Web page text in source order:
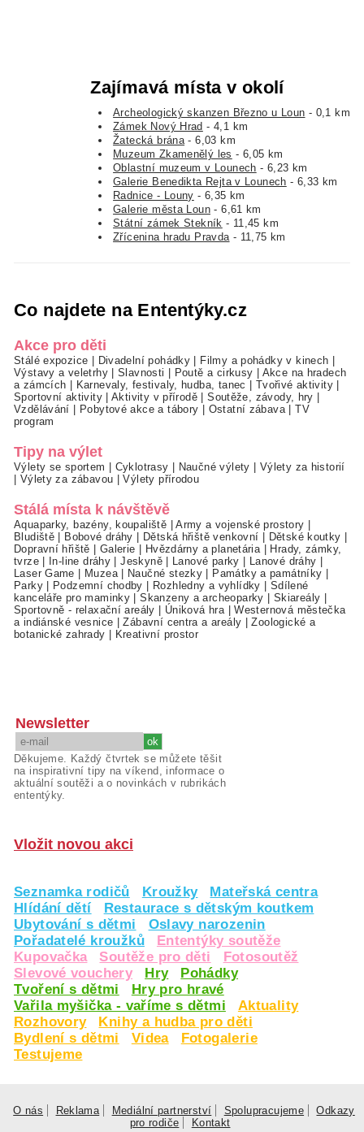
Zajímavá místa v okolí
Archeologický skanzen Březno u Loun - 0,1 km
Zámek Nový Hrad - 4,1 km
Žatecká brána - 6,03 km
Muzeum Zkamenělý les - 6,05 km
Oblastní muzeum v Lounech - 6,23 km
Galerie Benedikta Rejta v Lounech - 6,33 km
Radnice - Louny - 6,35 km
Galerie města Loun - 6,61 km
Státní zámek Stekník - 11,45 km
Zřícenina hradu Pravda - 11,75 km
Co najdete na Ententýky.cz
Akce pro děti
Stálé expozice Divadelní pohádky Filmy a pohádky v kinech
Výstavy a veletrhy|Slavnosti Poutě a cirkusy
Akce na hradech
a zámcích
Karnevaly, festivaly, hudba, tanec Tvořivé aktivity
Sportovní aktivity|Aktivity v přírodě |Soutěže, závody, hry
Vzdělávání
Pobytové akce a tábory Ostatní zábava |TV
program
Tipy na výlet
Výlety se sportem Cyklotrasy Naučné výlety
Výlety za historií
Výlety za zábavou |Výlety přírodou
Stálá místa k návštěvě
Aquaparky, bazény, koupaliště |Army a vojenské prostory
Bludiště
Bobové dráhy Dětská hřiště venkovní Dětské koutky
Dopravní hřiště
Galerie Hvězdárny a planetária
Hrady, zámky,
tvrze| In-line dráhy |Jeskyně| Lanové parky Lanové dráhy
Laser Game
Muzea| Naučné stezky Památky a památníky
Parky| Podzemní chodby Rozhledny a vyhlídky
Sdílené
kanceláře pro maminky |Skanzeny a archeoparky Skiareály
Sportovně - relaxační areály
Úniková hra |Westernová městečka
a indiánské vesnice |Zábavní centra a areály |Zoologické a
botanické zahrady
Kreativní prostor
Newsletter
Děkujeme. Každý čtvrtek se můžete těšit
na inspirativní tipy na víkend, informace o
aktuální soutěži a o novinkách v rubrikách
ententýky.
Vložit novou akci
Seznamka rodičů Kroužky
Mateřská centra
Hlídání dětí
Restaurace s dětským koutkem
Ubytování s dětmi
Oslavy narozenin
Pořadatelé kroužků
Ententýky soutěže
Kupovačka
Soutěže pro děti
Fotosoutěž
Slevové vouchery
Hry
Pohádky
Tvoření s dětmi
Hry pro hravé
Vařila myšička - vaříme s dětmi
Aktuality
Rozhovory
Knihy a hudba pro děti
Bydlení s dětmi
Videa
Fotogalerie
Testujeme
O nás Reklama Mediální partnerství Spolupracujeme
Odkazy
pro rodiče
Kontakt